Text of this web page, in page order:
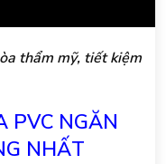
thẩm mỹ, tiết kiệm
PVC NGĂN
NHẤT